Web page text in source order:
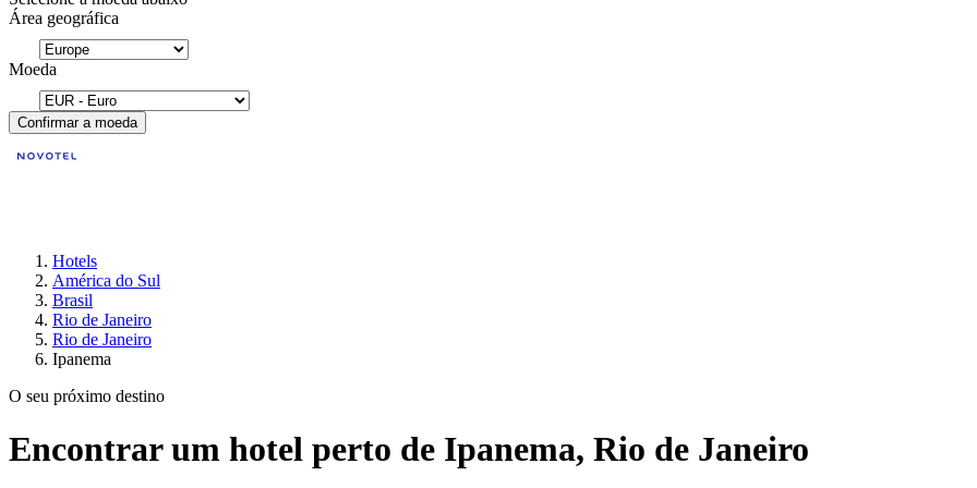
Área geográfica
Moeda
Confirmar a moeda
Hotels
América do Sul
Brasil
Rio de Janeiro
Rio de Janeiro
Ipanema
O seu próximo destino
Encontrar um hotel perto de Ipanema, Rio de Janeiro